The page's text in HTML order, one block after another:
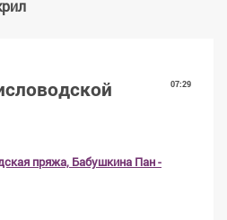
07:29
пряжа, Бабушкина Пан -